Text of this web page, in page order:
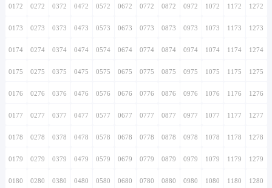
0172 0272 0372 0472 0572 0672 0772 0872 0972 1072 1172 1272
0173 0273 0373 0473 0573 0673 0773 0873 0973 1073 1173 1273
0174 0274 0374 0474 0574 0674 0774 0874 0974 1074 1174 1274
0175 0275 0375 0475 0575 0675 0775 0875 0975 1075 1175 1275
0176 0276 0376 0476 0576 0676 0776 0876 0976 1076 1176 1276
0177 0277 0377 0477 0577 0677 0777 0877 0977 1077 1177 1277
0178 0278 0378 0478 0578 0678 0778 0878 0978 1078 1178 1278
0179 0279 0379 0479 0579 0679 0779 0879 0979 1079 1179 1279
0180 0280 0380 0480 0580 0680 0780 0880 0980 1080 1180 1280